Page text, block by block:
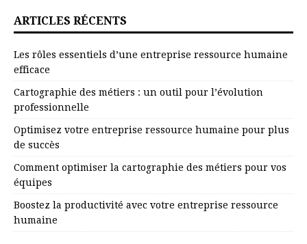
ARTICLES RÉCENTS
Les rôles essentiels d’une entreprise ressource humaine
efficace
Cartographie des métiers : un outil pour l’évolution
professionnelle
Optimisez votre entreprise ressource humaine pour plus
de succès
Comment optimiser la cartographie des métiers pour vos
équipes
Boostez la productivité avec votre entreprise ressource
humaine